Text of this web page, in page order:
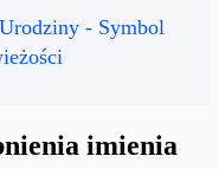
- Symbol
imienia